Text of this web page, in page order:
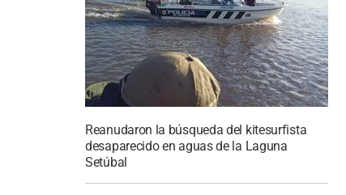
Reanudaron la búsqueda del kitesurfista
desaparecido en aguas de la Laguna
Setúbal